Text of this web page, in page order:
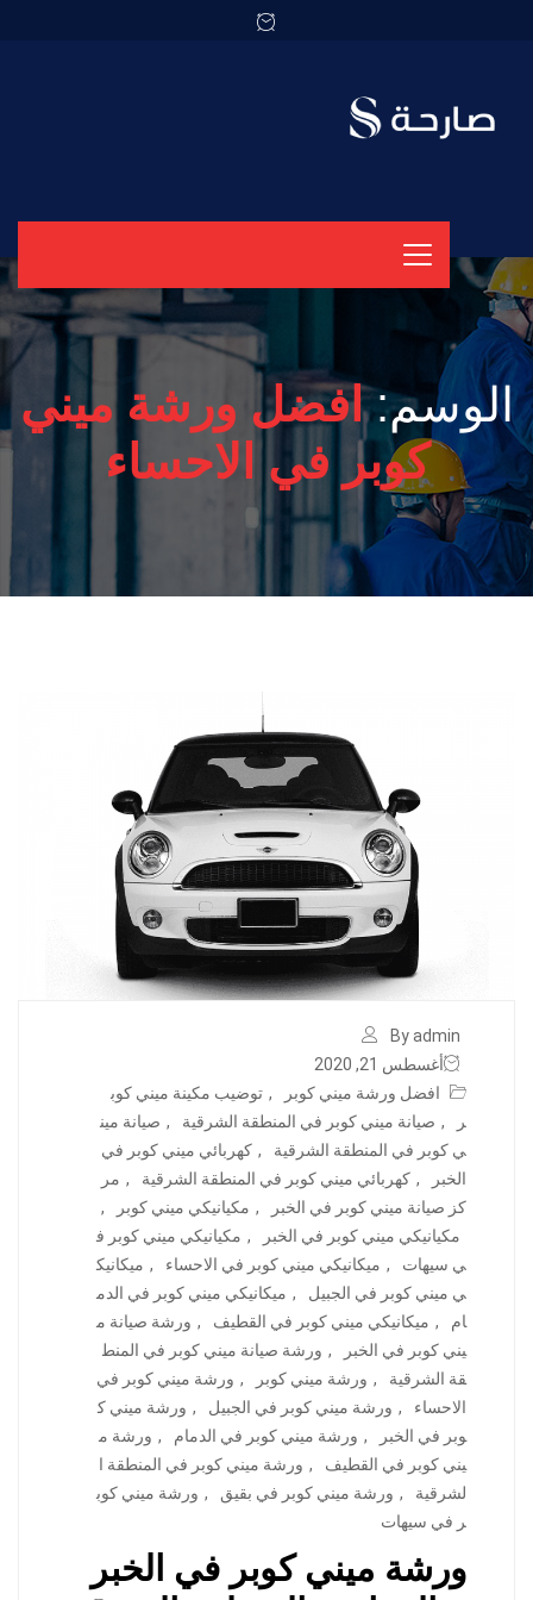
الوسم:افضل ورشة ميني
كوبر في الاحساء
By admin
أغسطس 21, 2020
افضل ورشة ميني كوبر
, توضيب مكينة ميني كوب
ر
, صيانة ميني كوبر في المنطقة الشرقية , صيانة مين
ي كوبر في المنطقة الشرقية
, كهربائي ميني كوبر في
الخبر
, كهربائي ميني كوبر في المنطقة الشرقية , مر
كز صيانة ميني كوبر في الخبر
, مكيانيكي ميني كوبر
,
مكيانيكي ميني كوبر في الخبر
, مكيانيكي ميني كوبر ف
ي سيهات
, ميكانيكي ميني كوبر في الاحساء , ميكانيك
ي ميني كوبر في الجبيل
, ميكانيكي ميني كوبر في الدم
ام
, ميكانيكي ميني كوبر في القطيف , ورشة صيانة م
يني كوبر في الخبر
, ورشة صيانة ميني كوبر في المنط
قة الشرقية
, ورشة ميني كوبر , ورشة ميني كوبر في
الاحساء
, ورشة ميني كوبر في الجبيل , ورشة ميني ك
وبر في الخبر
, ورشة ميني كوبر في الدمام , ورشة م
يني كوبر في القطيف
, ورشة ميني كوبر في المنطقة ا
لشرقية
, ورشة ميني كوبر في بقيق , ورشة ميني كوب
ر في سيهات
ورشة ميني كوبر في الخبر